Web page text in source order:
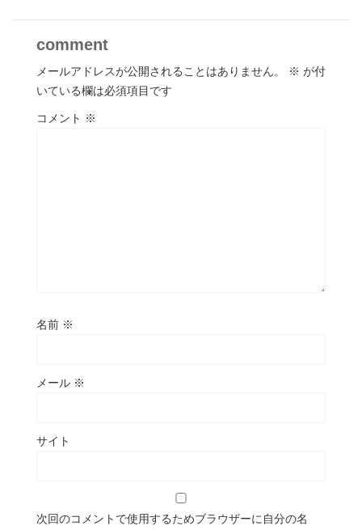
comment
メールアドレスが公開されることはありません。 ※ が付
いている欄は必須項目です
コメント ※
名前 ※
メール ※
サイト
次回のコメントで使用するためブラウザーに自分の名